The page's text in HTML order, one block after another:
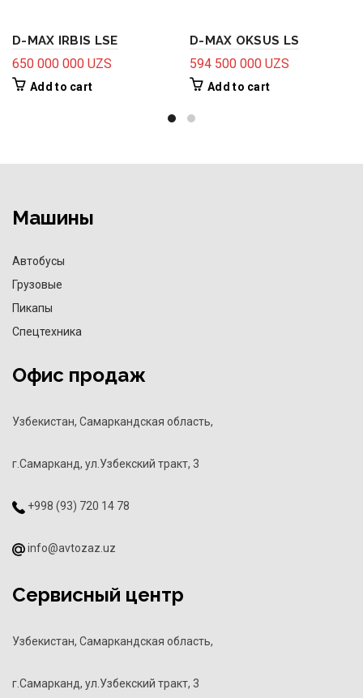
D-MAX IRBIS LSE
650 000 000 UZS
Add to cart
D-MAX OKSUS LS
594 500 000 UZS
Add to cart
Машины
Автобусы
Грузовые
Пикапы
Спецтехника
Офис продаж
Узбекистан, Самаркандская область,
г.Самарканд, ул.Узбекский тракт, 3
+998 (93) 720 14 78
info@avtozaz.uz
Сервисный центр
Узбекистан, Самаркандская область,
г.Самарканд, ул.Узбекский тракт, 3